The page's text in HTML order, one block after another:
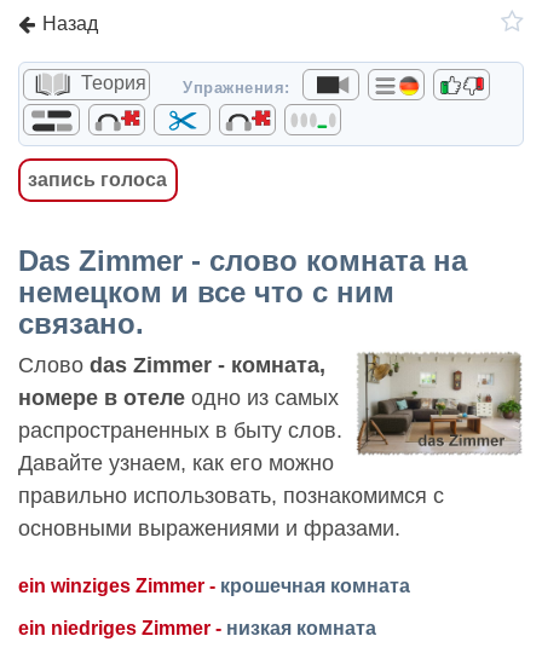
Назад
Теория Упражнения:
запись голоса
Das Zimmer - слово комната на
немецком и все что с ним
связано.
Слово das Zimmer - комната,
номере в отеле одно из самых
распространенных в быту слов.
Давайте узнаем, как его можно
правильно использовать, познакомимся с
основными выражениями и фразами.
ein winziges Zimmer - крошечная комната
ein niedriges Zimmer - низкая комната